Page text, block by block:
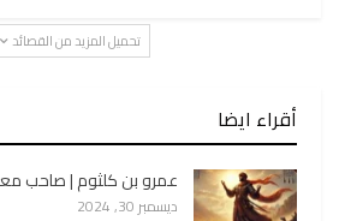
تحميل المزيد من القصائد
أقراء ايضا
عمرو بن كلثوم | صاحب
ديسمبر 30, 2024